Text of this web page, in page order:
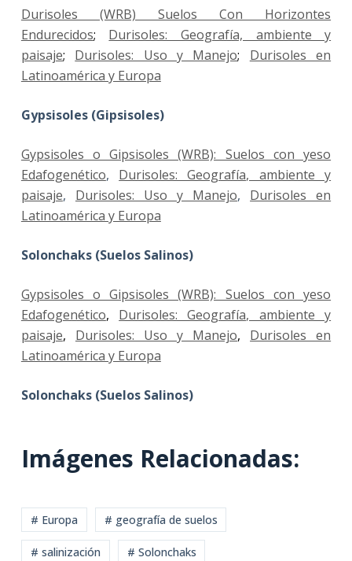
Durisoles (WRB) Suelos Con Horizontes
Endurecidos; Durisoles: Geografía, ambiente y
paisaje; Durisoles: Uso y Manejo; Durisoles en
Latinoamérica y Europa
Gypsisoles (Gipsisoles)
Gypsisoles o Gipsisoles (WRB): Suelos con yeso
Edafogenético, Durisoles: Geografía, ambiente y
paisaje, Durisoles: Uso y Manejo, Durisoles en
Latinoamérica y Europa
Solonchaks (Suelos Salinos)
Gypsisoles o Gipsisoles (WRB): Suelos con yeso
Edafogenético, Durisoles: Geografía, ambiente y
paisaje, Durisoles: Uso y Manejo, Durisoles en
Latinoamérica y Europa
Solonchaks (Suelos Salinos)
Imágenes Relacionadas:
# Europa # geografía de suelos
# salinización # Solonchaks